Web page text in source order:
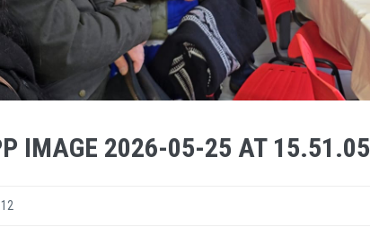
IMAGE 2026-05-25 AT 15.51.05